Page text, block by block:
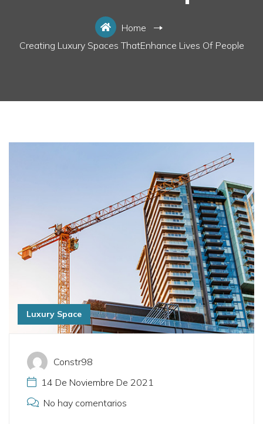
Home
Creating Luxury Spaces ThatEnhance Lives Of People
Luxury Space
Constr98
14 De Noviembre De 2021
No hay comentarios